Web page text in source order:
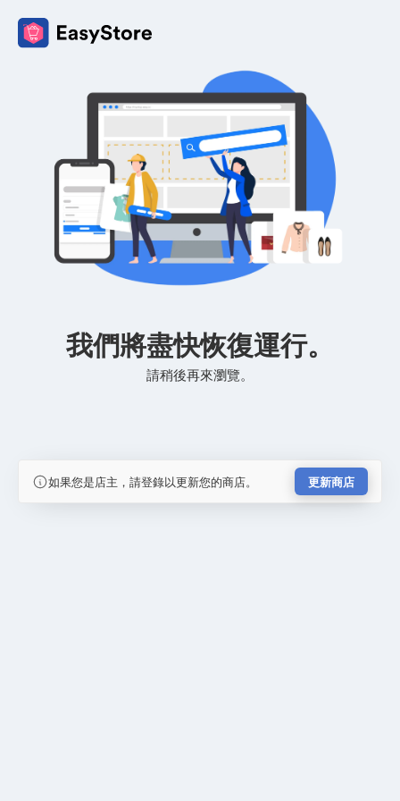
我們將盡快恢復運行。
請稍後再來瀏覽。
如果您是店主，請登錄以更新您的商店。 更新商店